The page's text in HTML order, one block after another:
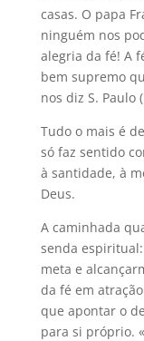
casas. O papa
ninguém nos
alegria da fé! A
bem supremo
nos diz S. Paulo
Tudo o mais é
só faz sentido
à santidade, à
Deus.
A caminhada
senda
meta e
da fé em
que apontar o
para si próprio.